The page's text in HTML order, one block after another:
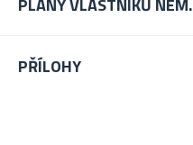
PLÁNY VLASTNÍKŮ NEM.
PŘÍLOHY